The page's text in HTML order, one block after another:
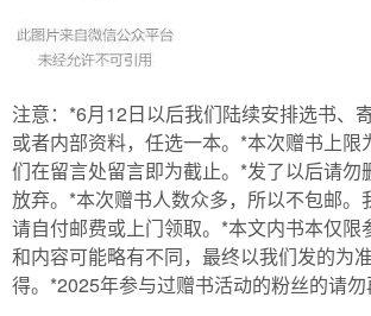
注意：*6月12日以后我们陆续安排选书、
或者内部资料，任选一本。*本次赠书上限
们在留言处留言即为截止。*发了以后请勿
放弃。*本次赠书人数众多，所以不包邮。
请自付邮费或上门领取。*本文内书本仅限
和内容可能略有不同，最终以我们发的为
得。*2025年参与过赠书活动的粉丝的请勿